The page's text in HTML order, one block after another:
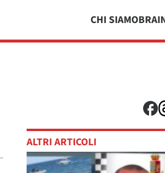
CHI SIAMO
ALTRI ARTICOLI